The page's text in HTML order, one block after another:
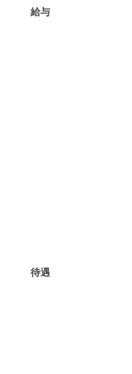
給与
待遇